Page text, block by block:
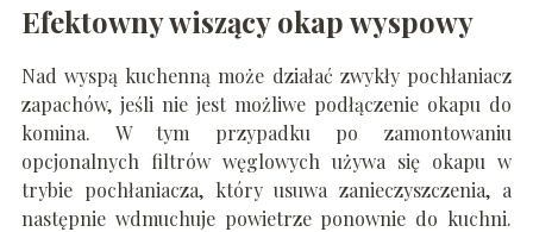
Efektowny wiszący okap wyspowy
Nad wyspą kuchenną może działać zwykły pochłaniacz
zapachów, jeśli nie jest możliwe podłączenie okapu do
komina. W tym przypadku po zamontowaniu
opcjonalnych filtrów węglowych używa się okapu w
trybie pochłaniacza, który usuwa zanieczyszczenia, a
następnie wdmuchuje powietrze ponownie do kuchni.